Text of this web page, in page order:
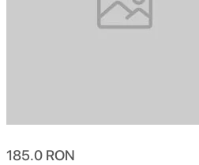
185.0 RON